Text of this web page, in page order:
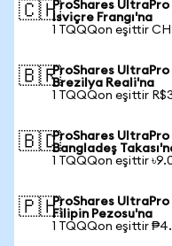
🇨🇭ProShares
İsviçre Frangı'na
1 TQQQon eşittir
🇧🇷ProShares
Brezilya Reali'na
1 TQQQon eşittir
🇧🇩ProShares
Bangladeş
1 TQQQon eşittir
🇵🇭ProShares
Filipin Pezosu'na
1 TQQQon eşittir